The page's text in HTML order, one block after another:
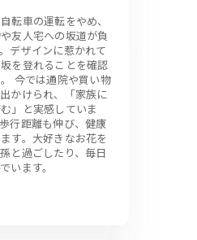
転車の運転をやめ、
友人宅への坂道が負
デザインに惹かれて
を登れることを確認
今では通院や買い物
かけられ、「家族に
」と実感していま
行距離も伸び、健康
す。大好きなお花を
と過ごしたり、毎日
います。